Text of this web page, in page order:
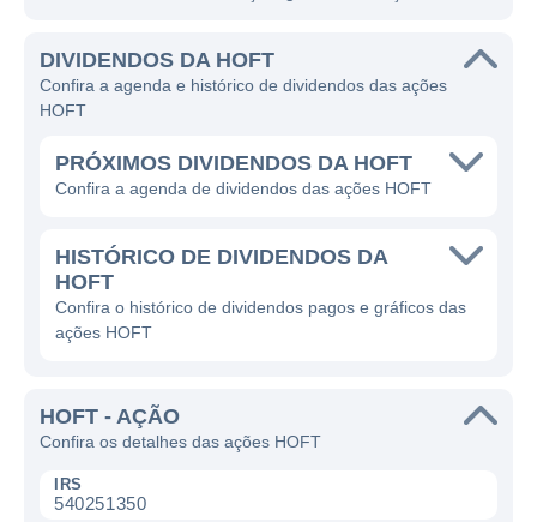
DIVIDENDOS DA HOFT
Confira a agenda e histórico de dividendos das ações
HOFT
PRÓXIMOS DIVIDENDOS DA HOFT
Confira a agenda de dividendos das ações HOFT
HISTÓRICO DE DIVIDENDOS DA
HOFT
Confira o histórico de dividendos pagos e gráficos das
ações HOFT
HOFT - AÇÃO
Confira os detalhes das ações HOFT
IRS
540251350